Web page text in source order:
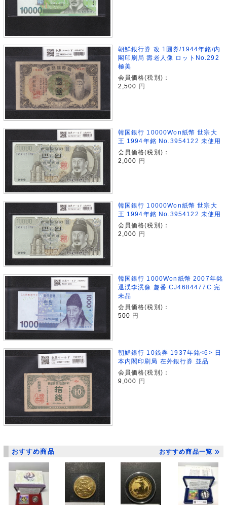
朝鮮銀行券 改 1圓券/1944年銘/内
閣印刷局 壽老人像 ロットNo.292
極美
会員価格(税別)：
2,500
円
韓国銀行 10000Won紙幣 世宗大
王 1994年銘 No.3954122 未使用
会員価格(税別)：
2,000 円
韓国銀行 10000Won紙幣 世宗大
王 1994年銘 No.3954122 未使用
会員価格(税別)：
2,000 円
韓国銀行 1000Won紙幣 2007年銘
退渓李滉像 趣番 CJ4684477C 完
未品
会員価格(税別)：
500 円
朝鮮銀行 10銭券 1937年銘<6> 日
本内閣印刷局 在外銀行券 並品
会員価格(税別)：
9,000 円
おすすめ商品 おすすめ商品一覧